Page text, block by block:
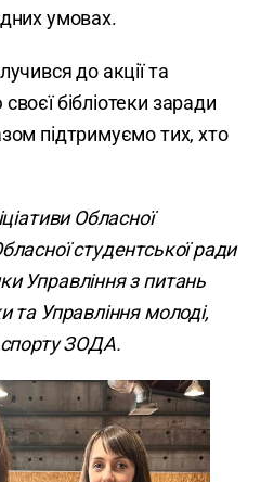
умовах.
до акції та
бібліотеки заради
підтримуємо тих, хто
Обласної
студентської ради
Управління з питань
та Управління молоді,
спорту ЗОДА.